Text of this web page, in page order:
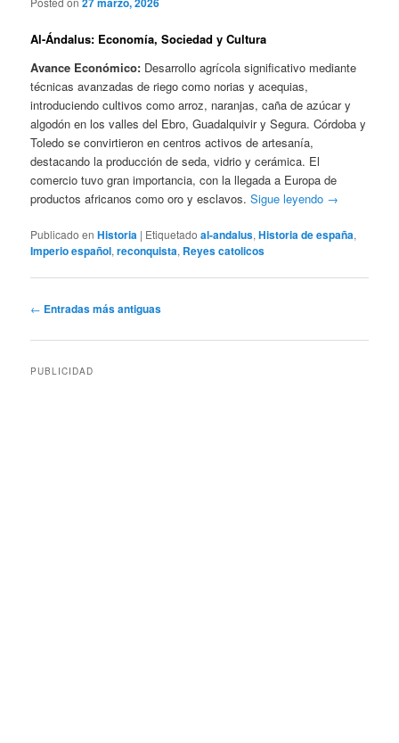
Al-Ándalus: Economía, Sociedad y Cultura
Avance Económico: Desarrollo agrícola significativo mediante
técnicas avanzadas de riego como norias y acequias,
introduciendo cultivos como arroz, naranjas, caña de azúcar y
algodón en los valles del Ebro, Guadalquivir y Segura. Córdoba y
Toledo se convirtieron en centros activos de artesanía,
destacando la producción de seda, vidrio y cerámica. El
comercio tuvo gran importancia, con la llegada a Europa de
productos africanos como oro y esclavos.Sigue leyendo →
Publicado en Historia | Etiquetado al-andalus,Historia de españa,
Imperio español,reconquista, Reyes catolicos
Navegación
entradas
← Entradas más antiguas
PUBLICIDAD